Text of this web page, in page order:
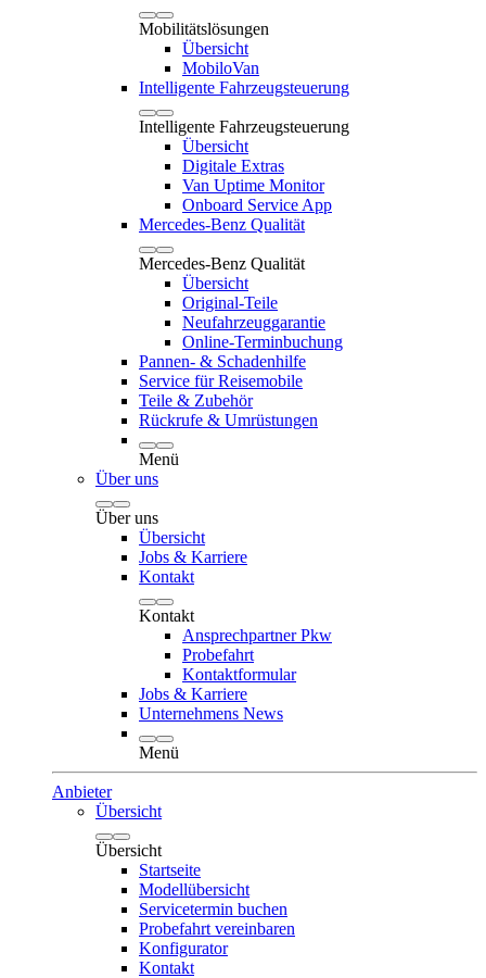
Mobilitätslösungen
Übersicht
MobiloVan
Intelligente Fahrzeugsteuerung
Intelligente Fahrzeugsteuerung
Übersicht
Digitale Extras
Van Uptime Monitor
Onboard Service App
Mercedes-Benz Qualität
Mercedes-Benz Qualität
Übersicht
Original-Teile
Neufahrzeuggarantie
Online-Terminbuchung
Pannen- & Schadenhilfe
Service für Reisemobile
Teile & Zubehör
Rückrufe & Umrüstungen
Menü
Über uns
Über uns
Übersicht
Jobs & Karriere
Kontakt
Kontakt
Ansprechpartner Pkw
Probefahrt
Kontaktformular
Jobs & Karriere
Unternehmens News
Menü
Anbieter
Übersicht
Übersicht
Startseite
Modellübersicht
Servicetermin buchen
Probefahrt vereinbaren
Konfigurator
Kontakt